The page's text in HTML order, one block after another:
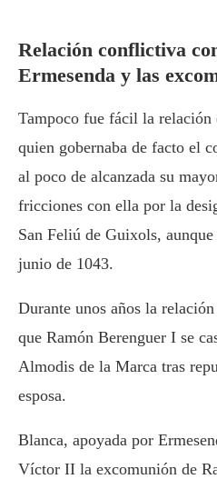
Relación conflictiva
Ermesenda y las
Tampoco fue fácil la relación
quien gobernaba de facto el
al poco de alcanzada su
fricciones con ella por la
San Feliú de Guixols,
junio de 1043.
Durante unos años la
que Ramón Berenguer I se
Almodis de la Marca tras
esposa.
Blanca, apoyada por
Víctor II la excomunión de